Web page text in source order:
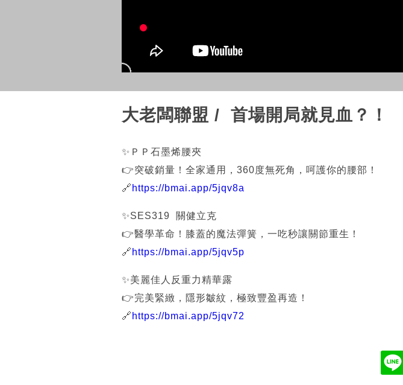
大老闆聯盟 / 首場開局就見血？！
✨ＰＰ石墨烯腰夾
👉突破銷量！全家通用，360度無死角，呵護你的腰部！
🔗 https://bmai.app/5jqv8a
✨SES319 關健立克
👉醫學革命！膝蓋的魔法彈簧，一吃秒讓關節重生！
🔗 https://bmai.app/5jqv5p
✨美麗佳人反重力精華露
👉完美緊緻，隱形皺紋，極致豐盈再造！
🔗 https://bmai.app/5jqv72